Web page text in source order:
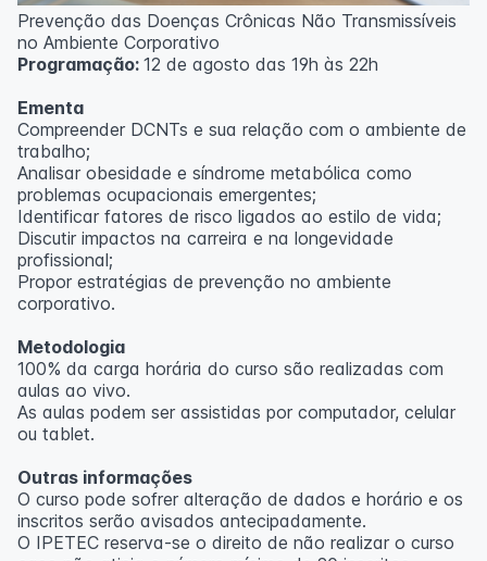
Prevenção das Doenças Crônicas Não Transmissíveis
no Ambiente Corporativo
Programação: 12 de agosto das 19h às 22h
Ementa
Compreender DCNTs e sua relação com o ambiente de
trabalho;
Analisar obesidade e síndrome metabólica como
problemas ocupacionais emergentes;
Identificar fatores de risco ligados ao estilo de vida;
Discutir impactos na carreira e na longevidade
profissional;
Propor estratégias de prevenção no ambiente
corporativo.
Metodologia
100% da carga horária do curso são realizadas com
aulas ao vivo.
As aulas podem ser assistidas por computador, celular
ou tablet.
Outras informações
O curso pode sofrer alteração de dados e horário e os
inscritos serão avisados ​​antecipadamente.
O IPETEC reserva-se o direito de não realizar o curso